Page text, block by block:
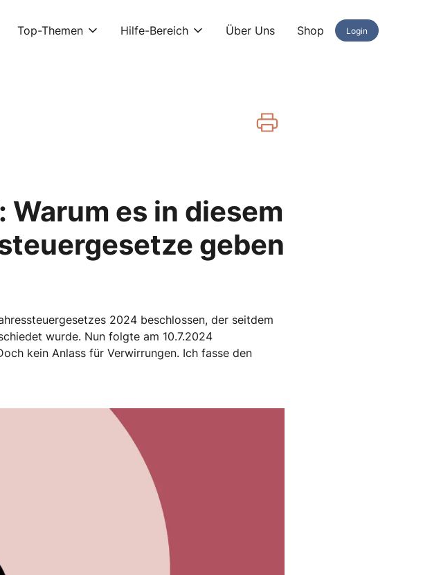
Top-Themen Hilfe-Bereich Über Uns Shop Login
es in diesem
geben
2024 beschlossen, der seitdem
wurde. Nun folgte am 10.7.2024
kein Anlass für Verwirrungen. Ich fasse den